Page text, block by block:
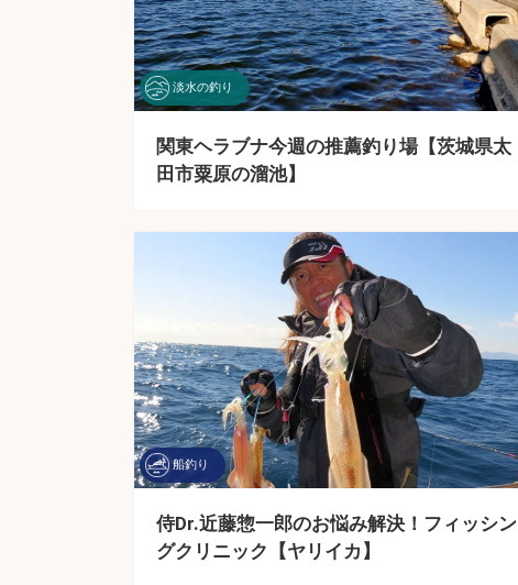
淡水の釣り
関東ヘラブナ今週の推薦釣り場【茨城県太
田市粟原の溜池】
船釣り
侍Dr.近藤惣一郎のお悩み解決！フィッシン
グクリニック【ヤリイカ】